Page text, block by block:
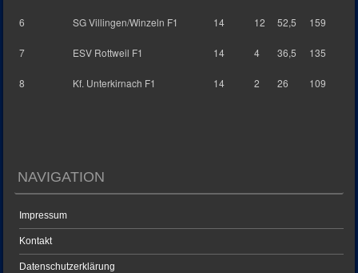
6 SG Villingen/Winzeln F1 14 12 52,5 159
7 ESV Rottweil F1 14 4 36,5 135
8 Kf. Unterkirnach F1 14 2 26 109
NAVIGATION
Impressum
Kontakt
Datenschutzerklärung